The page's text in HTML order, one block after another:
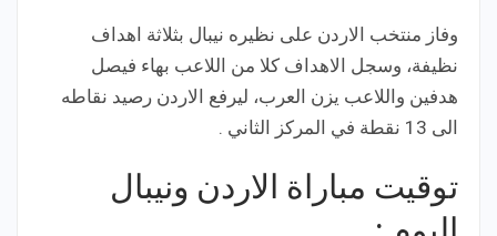
وفاز منتخب الاردن على نظيره نيبال بثلاثة اهداف
نظيفة، وسجل الاهداف كلا من اللاعب بهاء فيصل
هدفين واللاعب يزن العرب، ليرفع الاردن رصيد نقاطه
الى 13 نقطة في المركز الثاني .
توقيت مباراة الاردن ونيبال